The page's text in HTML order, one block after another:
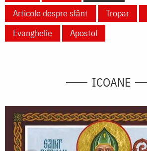
Articole despre sfânt
Tropar
Evanghelie
Apostol
ICOANE